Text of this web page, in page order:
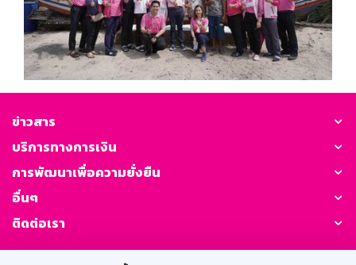
ข่าวสาร
บริการทางการเงิน
การพัฒนาเพื่อความยั่งยืน
อื่นๆ
ติดต่อเรา